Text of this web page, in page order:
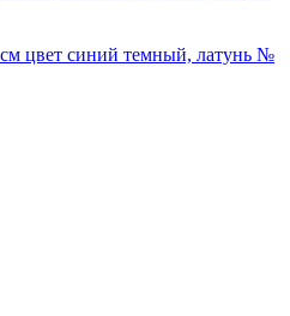
цвет синий темный, латунь №